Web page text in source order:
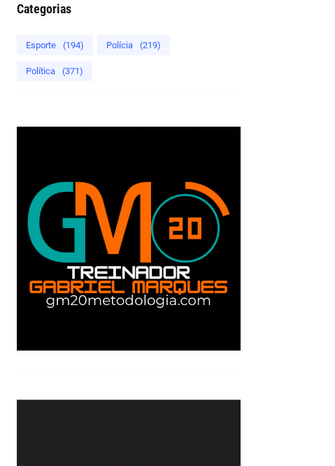
Categorias
Esporte (194) Polícia (219)
Política (371)